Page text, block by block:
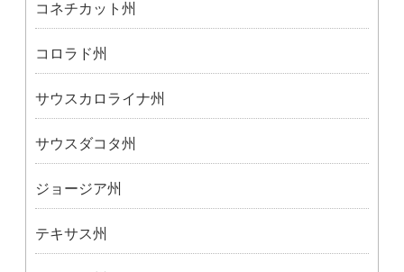
コネチカット州
コロラド州
サウスカロライナ州
サウスダコタ州
ジョージア州
テキサス州